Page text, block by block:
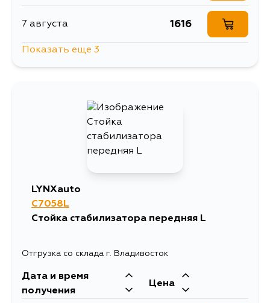
7 августа 1616
Показать еще 3
LYNXauto
C7058L
Стойка стабилизатора передняя L
Отгрузка со склада г. Владивосток
Дата и время
получения
Цена